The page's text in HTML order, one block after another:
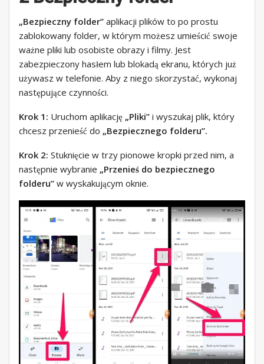
„Bezpieczny folder” aplikacji plików to po prostu
zablokowany folder, w którym możesz umieścić swoje
ważne pliki lub osobiste obrazy i filmy. Jest
zabezpieczony hasłem lub blokadą ekranu, których już
używasz w telefonie. Aby z niego skorzystać, wykonaj
następujące czynności.
Krok 1: Uruchom aplikację „Pliki” i wyszukaj plik, który
chcesz przenieść do „Bezpiecznego folderu”.
Krok 2: Stuknięcie w trzy pionowe kropki przed nim, a
następnie wybranie „Przenieś do bezpiecznego
folderu” w wyskakującym oknie.